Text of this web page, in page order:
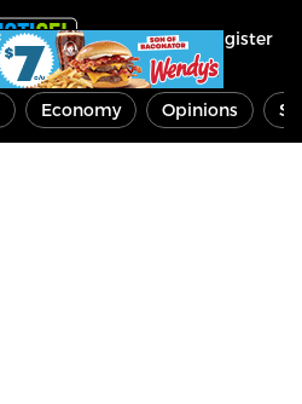
Register
Economy Opinions